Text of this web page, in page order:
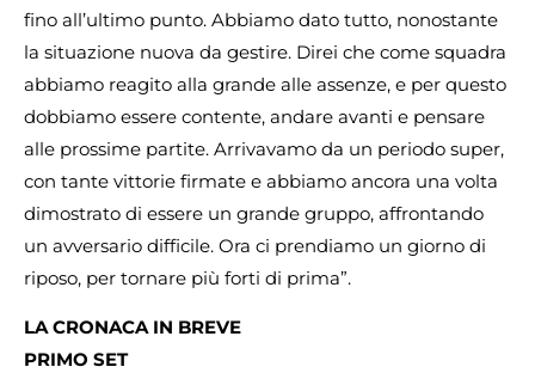
fino all’ultimo punto. Abbiamo dato tutto, nonostante
la situazione nuova da gestire. Direi che come squadra
abbiamo reagito alla grande alle assenze, e per questo
dobbiamo essere contente, andare avanti e pensare
alle prossime partite. Arrivavamo da un periodo super,
con tante vittorie firmate e abbiamo ancora una volta
dimostrato di essere un grande gruppo, affrontando
un avversario difficile. Ora ci prendiamo un giorno di
riposo, per tornare più forti di prima”.
LA CRONACA IN BREVE
PRIMO SET